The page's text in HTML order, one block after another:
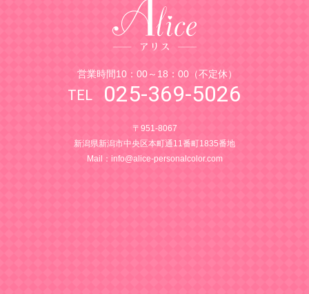
営業時間10：00～18：00（不定休）
025-369-5026
〒951-8067
新潟県新潟市中央区本町通11番町1835番地
Mail： info@alice-personalcolor.com